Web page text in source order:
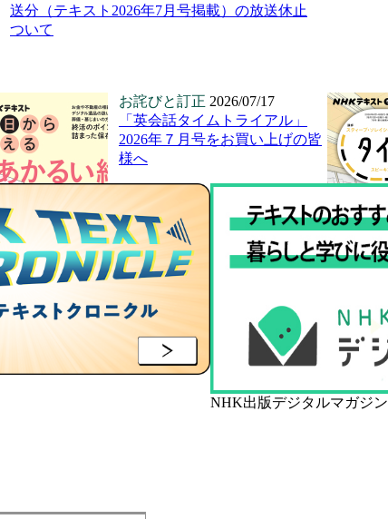
送分（テキスト2026年7月号掲載）の放送休止
ついて
お詫びと訂正 2026/07/17
「英会話タイムトライアル」
2026年７月号をお買い上げの皆
様へ
NHK出版デジタルマガジン